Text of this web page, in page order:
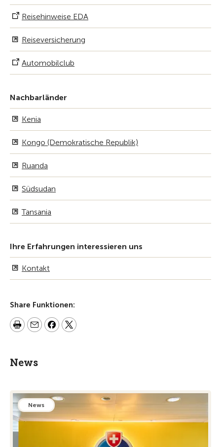
Reisehinweise EDA
Reiseversicherung
Automobilclub
Nachbarländer
Kenia
Kongo (Demokratische Republik)
Ruanda
Südsudan
Tansania
Ihre Erfahrungen interessieren uns
Kontakt
Share Funktionen:
News
News